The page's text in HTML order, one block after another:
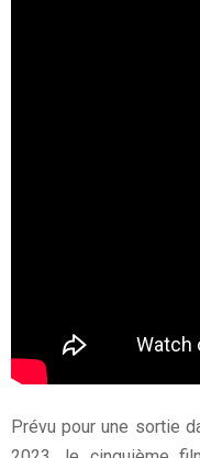
Prévu pour une sortie